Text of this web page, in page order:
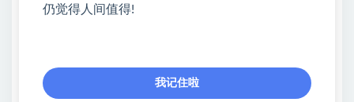
网赚基地简介
类&副业类，资源丰富 物超所值。
❤能助您：找项目 + 低成本创业 + 减少信息差 + 见识
仍觉得人间值得!
我记住啦